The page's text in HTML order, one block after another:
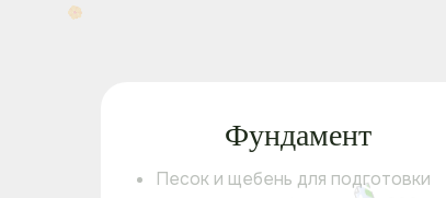
Фундамент
Песок и щебень для подготовки